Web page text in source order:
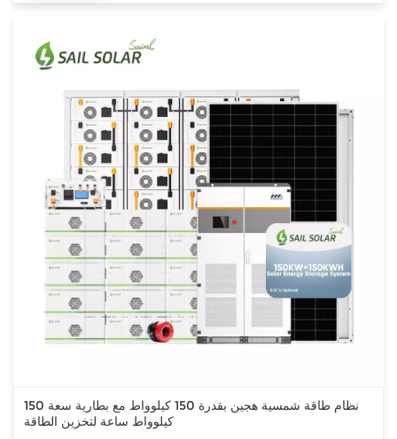
نظام طاقة شمسية هجين بقدرة 150 كيلوواط مع بطارية سعة 150
كيلوواط ساعة لتخزين الطاقة